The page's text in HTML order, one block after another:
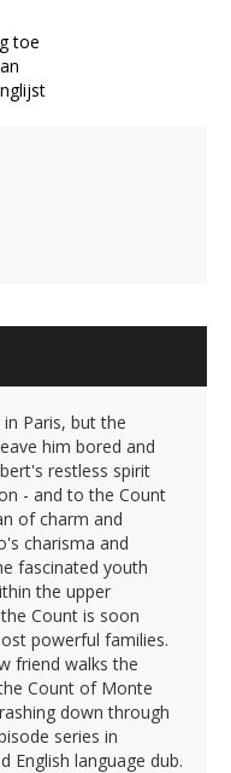
toe
Paris, but the
him bored and
restless spirit
- and to the Count
of charm and
charisma and
fascinated youth
the upper
Count is soon
powerful families.
friend walks the
Count of Monte
down through
series in
English language dub.